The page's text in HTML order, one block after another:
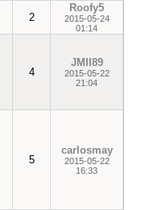
2
Roofy5
2015-05-24
01:14
4
JMII89
2015-05-22
21:04
5
carlosmay
2015-05-22
16:33